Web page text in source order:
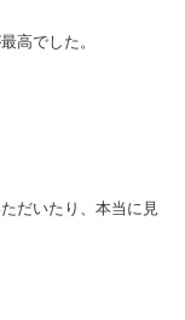
高でした。
だいたり、本当に見